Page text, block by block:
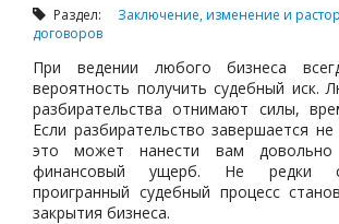
Раздел: Заключение, изменение и
договоров
При ведении любого бизнеса
вероятность получить судебный иск.
разбирательства отнимают силы,
Если разбирательство завершается
это может нанести вам довольно
финансовый ущерб. Не редки
проигранный судебный процесс
закрытия бизнеса.